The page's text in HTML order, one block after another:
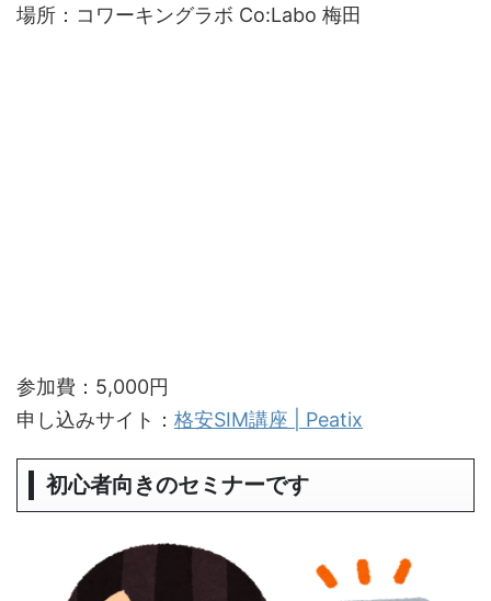
場所：コワーキングラボ Co:Labo 梅田
参加費：5,000円
申し込みサイト： 格安SIM講座 | Peatix
初心者向きのセミナーです